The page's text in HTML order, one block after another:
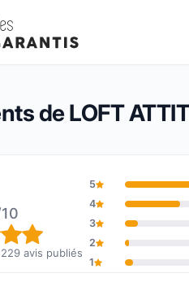
sur 10
(3 229 avis)
de LOFT
: 9,4 sur 10
avis publiés
5
4
3
2
1